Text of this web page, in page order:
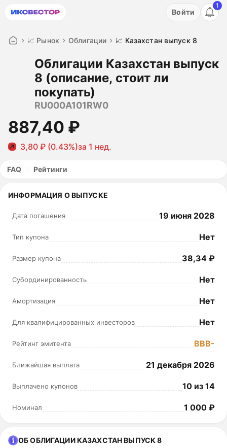
Акция: бесплатный пробный период на 3 дня!
Войти
1
📈 Рынок Облигации 📈 Казахстан выпуск 8
Облигации Казахстан выпуск
8 (описание, стоит ли
покупать)
RU000A101RW0
887,40 ₽
3,80 ₽ (0.43%)за 1 нед.
FAQ Рейтинги
ИНФОРМАЦИЯ О ВЫПУСКЕ
Дата погашения 19 июня 2028
Тип купона Нет
Размер купона 38,34 ₽
Субординированность Нет
Амортизация Нет
Для квалифицированных инвесторов Нет
Рейтинг эмитента BBB-
Ближайшая выплата 21 декабря 2026
Выплачено купонов 10 из 14
Номинал 1 000 ₽
ОБ ОБЛИГАЦИИ КАЗАХСТАН ВЫПУСК 8